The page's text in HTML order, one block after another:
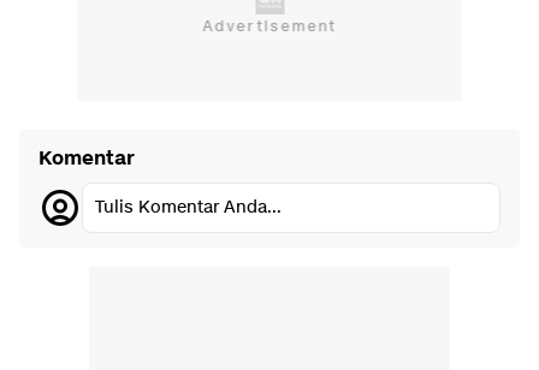
Komentar
Tulis Komentar Anda...